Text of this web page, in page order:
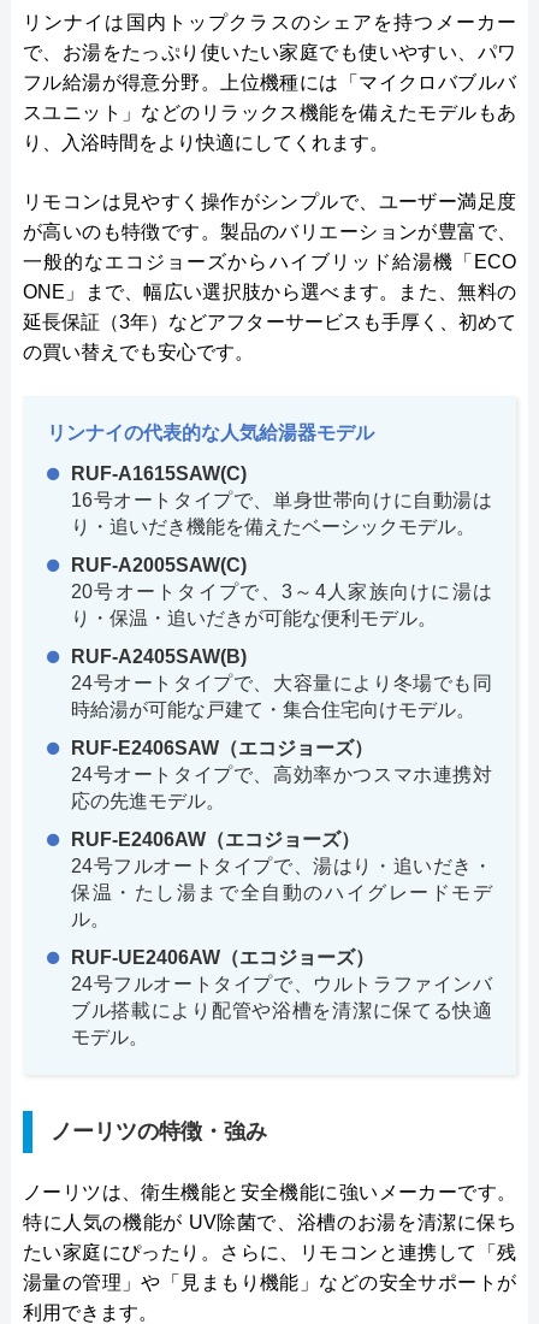
リンナイは国内トップクラスのシェアを持つメーカー
で、お湯をたっぷり使いたい家庭でも使いやすい、パワ
フル給湯が得意分野。上位機種には「マイクロバブルバ
スユニット」などのリラックス機能を備えたモデルもあ
り、入浴時間をより快適にしてくれます。
リモコンは見やすく操作がシンプルで、ユーザー満足度
が高いのも特徴です。製品のバリエーションが豊富で、
一般的なエコジョーズからハイブリッド給湯機「ECO
ONE」まで、幅広い選択肢から選べます。また、無料の
延長保証（3年）などアフターサービスも手厚く、初めて
の買い替えでも安心です。
リンナイの代表的な人気給湯器モデル
RUF-A1615SAW(C)
16号オートタイプで、単身世帯向けに自動湯は
り・追いだき機能を備えたベーシックモデル。
RUF-A2005SAW(C)
20号オートタイプで、3～4人家族向けに湯は
り・保温・追いだきが可能な便利モデル。
RUF-A2405SAW(B)
24号オートタイプで、大容量により冬場でも同
時給湯が可能な戸建て・集合住宅向けモデル。
RUF-E2406SAW（エコジョーズ）
24号オートタイプで、高効率かつスマホ連携対
応の先進モデル。
RUF-E2406AW（エコジョーズ）
24号フルオートタイプで、湯はり・追いだき・
保温・たし湯まで全自動のハイグレードモデ
ル。
RUF-UE2406AW（エコジョーズ）
24号フルオートタイプで、ウルトラファインバ
ブル搭載により配管や浴槽を清潔に保てる快適
モデル。
ノーリツの特徴・強み
ノーリツは、衛生機能と安全機能に強いメーカーです。
特に人気の機能が UV除菌で、浴槽のお湯を清潔に保ち
たい家庭にぴったり。さらに、リモコンと連携して「残
湯量の管理」や「見まもり機能」などの安全サポートが
利用できます。